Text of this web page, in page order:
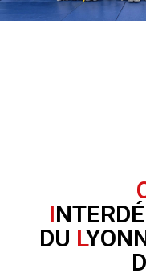
I
DU L